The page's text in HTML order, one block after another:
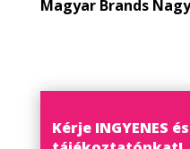
Magyar Brands
Kérje INGYENES